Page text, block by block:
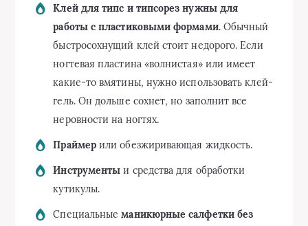
Клей для типс и типсорез нужны для
работы с пластиковыми формами. Обычный
быстросохнущий клей стоит недорого. Если
ногтевая пластина «волнистая» или имеет
какие-то вмятины, нужно использовать клей-
гель. Он дольше сохнет, но заполнит все
неровности на ногтях.
Праймерили обезжиривающая жидкость.
Инструменты и средства для обработки
кутикулы.
Специальныеманикюрные салфетки без